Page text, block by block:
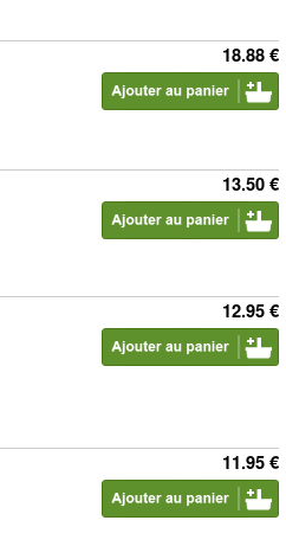
18.88 €
13.50 €
12.95 €
11.95 €